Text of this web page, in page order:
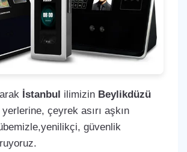
İstanbul ilimizin Beylikdüzü
çeyrek asırı aşkın
güvenlik